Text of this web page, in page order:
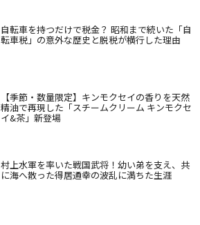
自転車を持つだけで税金？ 昭和まで続いた「自
転車税」の意外な歴史と脱税が横行した理由
【季節・数量限定】キンモクセイの香りを天然
精油で再現した「スチームクリーム キンモクセ
イ&茶」新登場
村上水軍を率いた戦国武将！幼い弟を支え、共
に海へ散った得居通幸の波乱に満ちた生涯